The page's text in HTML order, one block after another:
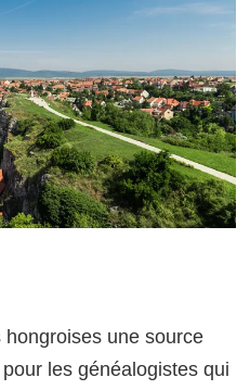
une source
les généalogistes qui